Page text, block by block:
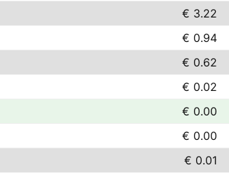
€ 3.22
€ 0.94
€ 0.62
€ 0.02
€ 0.00
€ 0.00
€ 0.01